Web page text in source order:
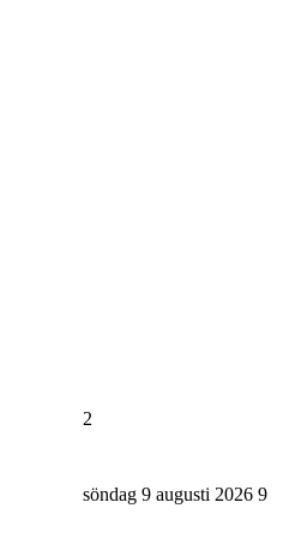
2
söndag 9 augusti 2026 9